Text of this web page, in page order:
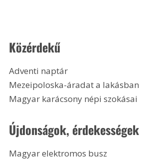
Közérdekű
Adventi naptár
Mezeipoloska-áradat a lakásban
Magyar karácsony népi szokásai
Újdonságok, érdekességek
Magyar elektromos busz